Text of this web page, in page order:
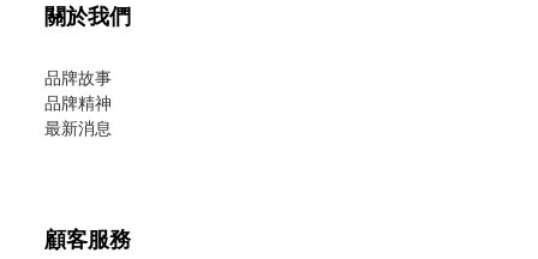
關於我們
品牌故事
品牌精神
最新消息
顧客服務